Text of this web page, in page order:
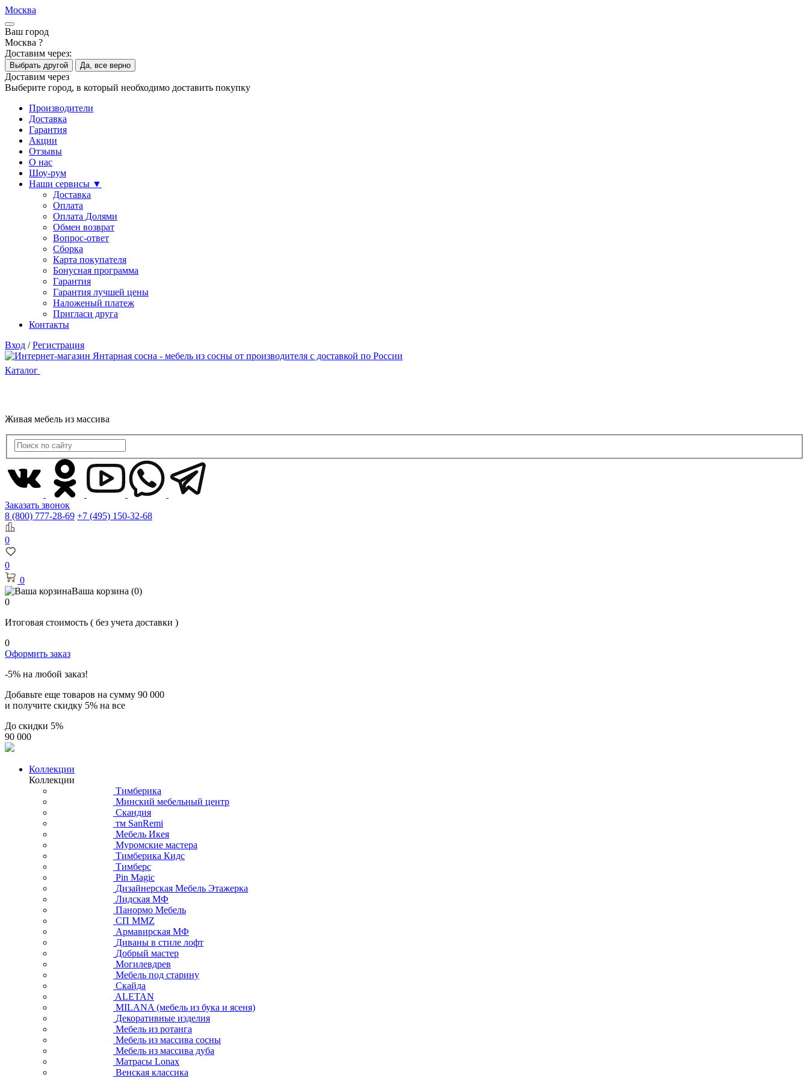
Москва
Ваш город
Москва ?
Доставим через:
Выбрать другой Да, все верно
Доставим через
Выберите город, в который необходимо доставить покупку
Производители
Доставка
Гарантия
Акции
Отзывы
О нас
Шоу-рум
Наши сервисы ▼
Доставка
Оплата
Оплата Долями
Обмен возврат
Вопрос-ответ
Сборка
Карта покупателя
Бонусная программа
Гарантия
Гарантия лучшей цены
Наложеный платеж
Пригласи друга
Контакты
Вход / Регистрация
Каталог
Живая мебель из массива
Заказать звонок
8 (800) 777-28-69 +7 (495) 150-32-68
0
0
0
Ваша корзина (0)
0
Итоговая стоимость ( без учета доставки )
0
Оформить заказ
-5% на любой заказ!
Добавьте еще товаров на сумму 90 000
и получите скидку 5% на все
До скидки 5%
90 000
Коллекции
Коллекции
Тимберика
Минский мебельный центр
Скандия
тм SanRemi
Мебель Икея
Муромские мастера
Тимберика Кидс
Тимберс
Pin Magic
Дизайнерская Мебель Этажерка
Лидская МФ
Панормо Мебель
СП ММZ
Армавирская МФ
Диваны в стиле лофт
Добрый мастер
Могилевдрев
Мебель под старину
Скайда
ALETAN
MILANA (мебель из бука и ясеня)
Декоративные изделия
Мебель из ротанга
Мебель из массива сосны
Мебель из массива дуба
Матрасы Lonax
Венская классика